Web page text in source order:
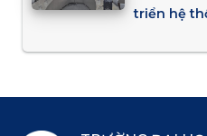
triển hệ